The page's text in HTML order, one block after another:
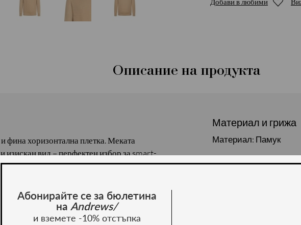
Описание на продукта
фина хоризонтална плетка. Меката
изискан вид – перфектен избор за smart-
Сезон: есен/зима. Състав: 50%
Материал и грижа
Материал: Памук
Абонирайте се за бюлетина
на Andrews/
и вземете -10% отстъпка